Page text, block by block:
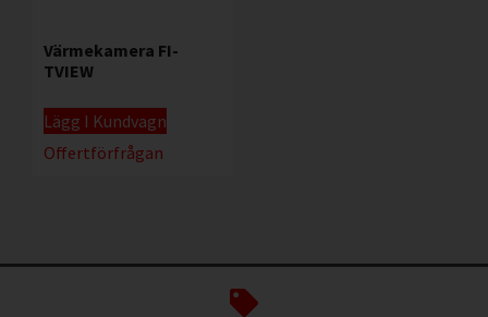
Värmekamera FI-
TVIEW
Lägg I Kundvagn
Offertförfrågan